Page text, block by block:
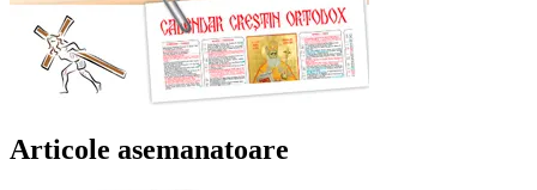
Articole asemanatoare